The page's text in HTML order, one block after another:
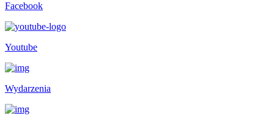
Facebook
Youtube
Wydarzenia